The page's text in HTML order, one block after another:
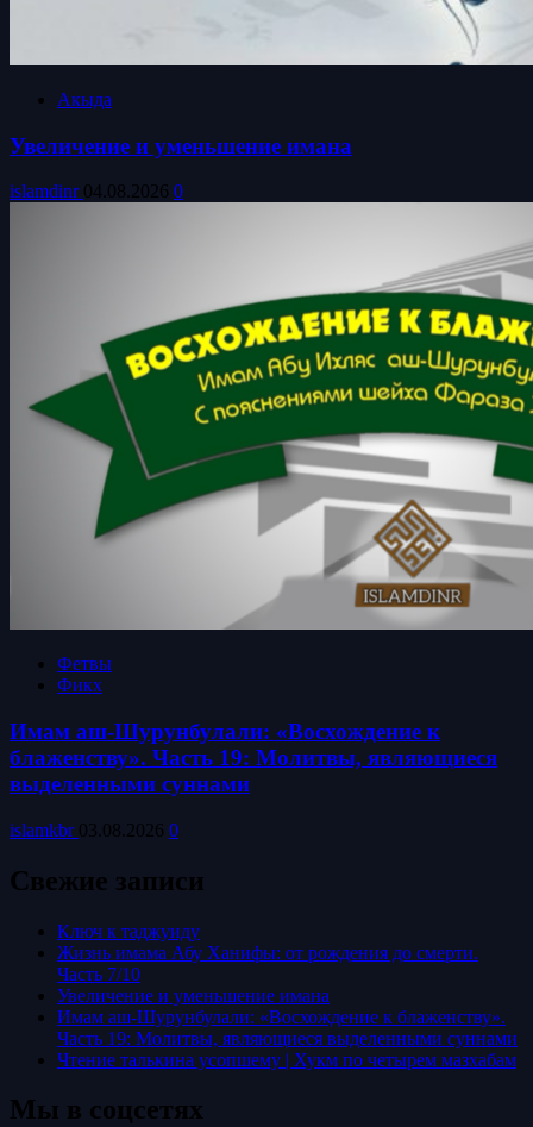
Акыда
Увеличение и уменьшение имана
islamdinr 04.08.2026 0
Фетвы
Фикх
Имам аш-Шурунбулали: «Восхождение к
блаженству». Часть 19: Молитвы, являющиеся
выделенными суннами
islamkbr 03.08.2026 0
Свежие записи
Ключ к таджуиду
Жизнь имама Абу Ханифы: от рождения до смерти.
Часть 7/10
Увеличение и уменьшение имана
Имам аш-Шурунбулали: «Восхождение к блаженству».
Часть 19: Молитвы, являющиеся выделенными суннами
Чтение талькина усопшему | Хукм по четырем мазхабам
Мы в соцсетях